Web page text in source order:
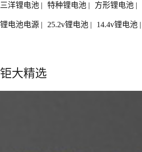
三洋锂电池 | 特种锂电池 | 方形锂电池 |
锂电池电源 | 25.2v锂电池 | 14.4v锂电池 |
钜大精选